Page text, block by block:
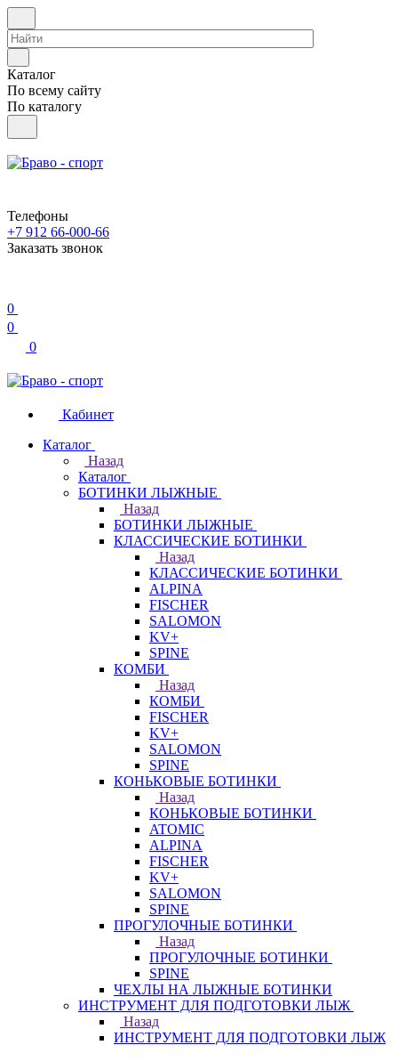
Каталог
По всему сайту
По каталогу
Телефоны
+7 912 66-000-66
Заказать звонок
0
0
0
Кабинет
Каталог
Назад
Каталог
БОТИНКИ ЛЫЖНЫЕ
Назад
БОТИНКИ ЛЫЖНЫЕ
КЛАССИЧЕСКИЕ БОТИНКИ
Назад
КЛАССИЧЕСКИЕ БОТИНКИ
ALPINA
FISCHER
SALOMON
KV+
SPINE
КОМБИ
Назад
КОМБИ
FISCHER
KV+
SALOMON
SPINE
КОНЬКОВЫЕ БОТИНКИ
Назад
КОНЬКОВЫЕ БОТИНКИ
ATOMIC
ALPINA
FISCHER
KV+
SALOMON
SPINE
ПРОГУЛОЧНЫЕ БОТИНКИ
Назад
ПРОГУЛОЧНЫЕ БОТИНКИ
SPINE
ЧЕХЛЫ НА ЛЫЖНЫЕ БОТИНКИ
ИНСТРУМЕНТ ДЛЯ ПОДГОТОВКИ ЛЫЖ
Назад
ИНСТРУМЕНТ ДЛЯ ПОДГОТОВКИ ЛЫЖ